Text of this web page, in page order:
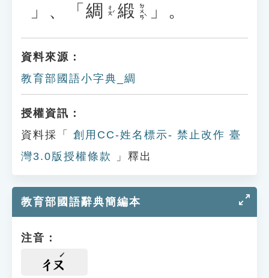
」、「 綢 ㄔㄡˊ 緞 ㄉㄨㄢˋ 」。
資料來源：
教育部國語小字典_綢
授權資訊：
資料採「
創用CC-姓名標示- 禁止改作 臺
灣3.0版授權條款
」釋出
教育部國語辭典簡編本
注音：
ㄔㄡ